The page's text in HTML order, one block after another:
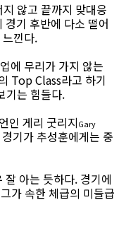
않고 끝까지 맞대응
기 후반에 다소 떨어
낀다.
에 무리가 가지 않는
Top Class라고 하기
기는 힘들다.
인 게리 굿리지 Gary
기가 추성훈에게는 중
아는 듯하다. 경기에
가 속한 체급의 미들급